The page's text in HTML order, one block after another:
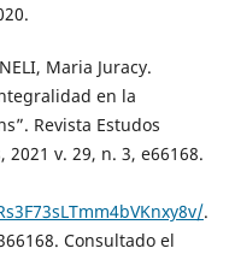
Maria Juracy.
en la
Revista Estudos
v. 29, n. 3, e66168.
.
Consultado el